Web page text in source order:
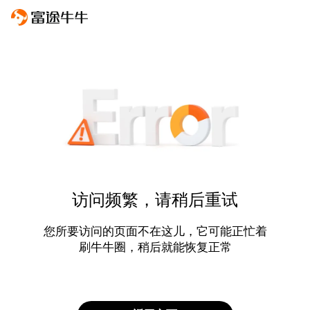
访问频繁，请稍后重试
您所要访问的页面不在这儿，它可能正忙着
刷牛牛圈，稍后就能恢复正常